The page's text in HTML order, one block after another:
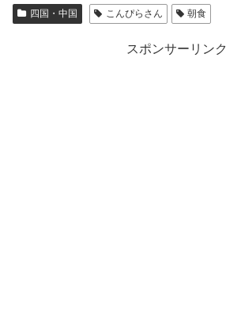
四国・中国 こんぴらさん 朝食
スポンサーリンク